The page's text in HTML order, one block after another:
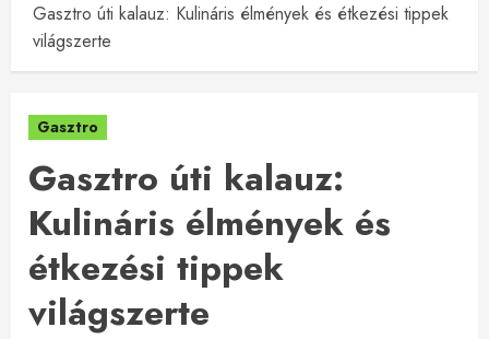
Gasztro úti kalauz: Kulináris élmények és étkezési tippek
világszerte
Gasztro
Gasztro úti kalauz:
Kulináris élmények és
étkezési tippek
világszerte